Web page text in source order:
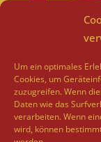
Um ein optimales
Cookies, um
zuzugreifen. Wenn
Daten wie das
verarbeiten. Wenn
wird, können